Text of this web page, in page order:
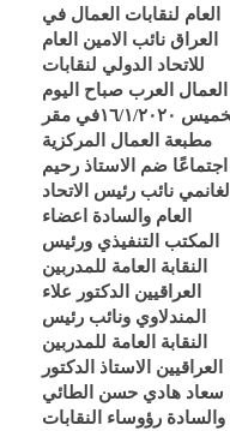
العام لنقابات العمال في
العراق نائب الامين العام
للاتحاد الدولي لنقابات
العمال العرب صباح اليوم
الخميس ١٦/١/٢٠٢٠في مقر
مطبعة العمال المركزية
اجتماعًا ضم الاستاذ رحيم
الغانمي نائب رئيس الاتحاد
العام والسادة اعضاء
المكتب التنفيذي ورئيس
النقابة العامة للمدربين
العراقيين الدكتور علاء
المندلاوي ونائب رئيس
النقابة العامة للمدربين
العراقيين الاستاذ الدكتور
سعاد هادي حسن الطائي
والسادة رؤوساء النقابات